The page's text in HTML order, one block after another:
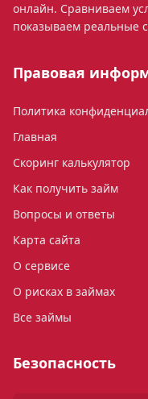
онлайн. Сравниваем
показываем реальные
Правовая
Политика
Главная
Скоринг калькулятор
Как получить займ
Вопросы и ответы
Карта сайта
О сервисе
О рисках в займах
Все займы
Безопасность